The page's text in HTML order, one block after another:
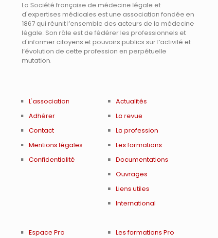
La Société française de médecine légale et
d'expertises médicales est une association fondée en
1867 qui réunit l’ensemble des acteurs de la médecine
légale. Son rôle est de fédérer les professionnels et
d'informer citoyens et pouvoirs publics sur l’activité et
l’évolution de cette profession en perpétuelle
mutation.
L'association
Adhérer
Contact
Mentions légales
Confidentialité
Actualités
La revue
La profession
Les formations
Documentations
Ouvrages
Liens utiles
International
Espace Pro Les formations Pro